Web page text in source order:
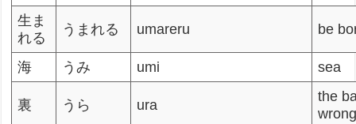
生ま
れる
うまれる umareru be
海 うみ umi sea
裏 うら ura
the